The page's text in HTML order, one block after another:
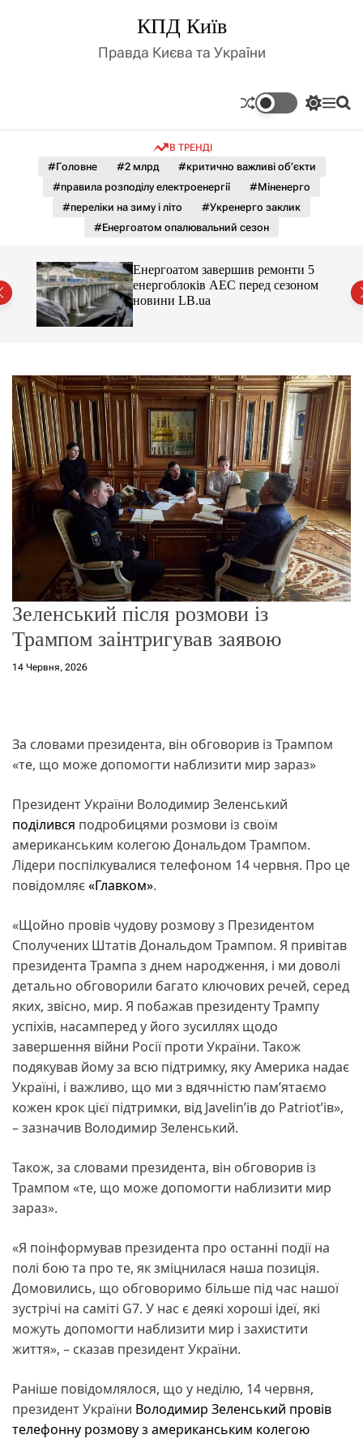
д
КПД Київ
Правда Києва та України
П
м
к
а
ь
о
р
е
ж
и
м
у
М П
В ТРЕНДІ
#Головне #2 млрд
#критично важливі об’єкти
#правила розподілу електроенергії
#Міненерго
#переліки на зиму і літо
#Укренерго заклик
#Енергоатом опалювальний сезон
Енергоатом завершив ремонти 5
енергоблоків АЕС перед сезоном
новини LB.ua
Зеленський після розмови із
Трампом заінтригував заявою
14 Червня, 2026
За словами президента, він обговорив із Трампом
«те, що може допомогти наблизити мир зараз»
Президент України Володимир Зеленський
поділився подробицями розмови із своїм
американським колегою Дональдом Трампом.
Лідери поспілкувалися телефоном 14 червня. Про це
повідомляє«Главком».
«Щойно провів чудову розмову з Президентом
Сполучених Штатів Дональдом Трампом. Я привітав
президента Трампа з днем народження, і ми доволі
детально обговорили багато ключових речей, серед
яких, звісно, мир. Я побажав президенту Трампу
успіхів, насамперед у його зусиллях щодо
завершення війни Росії проти України. Також
подякував йому за всю підтримку, яку Америка надає
Україні, і важливо, що ми з вдячністю пам’ятаємо
кожен крок цієї підтримки, від Javelinʼів до Patriotʼів»,
– зазначив Володимир Зеленський.
Також, за словами президента, він обговорив із
Трампом «те, що може допомогти наблизити мир
зараз».
«Я поінформував президента про останні події на
полі бою та про те, як зміцнилася наша позиція.
Домовились, що обговоримо більше під час нашої
зустрічі на саміті G7. У нас є деякі хороші ідеї, які
можуть допомогти наблизити мир і захистити
життя», – сказав президент України.
Раніше повідомлялося, що у неділю, 14 червня,
президент України Володимир Зеленський провів
телефонну розмову з американським колегою